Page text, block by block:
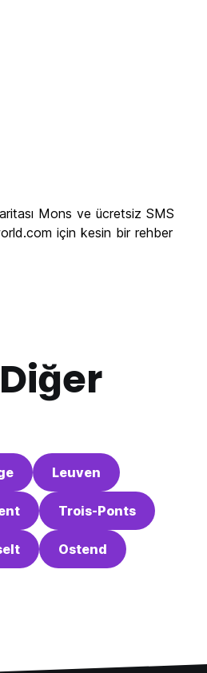
Mons ve ücretsiz SMS
için kesin bir rehber
Leuven
Trois-Ponts
Ostend